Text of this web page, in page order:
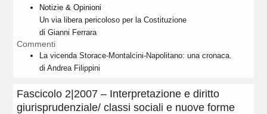
Notizie & Opinioni
Un via libera pericoloso per la Costituzione
di Gianni Ferrara
Commenti
La vicenda Storace-Montalcini-Napolitano: una cronaca.
di Andrea Filippini
Fascicolo 2|2007 – Interpretazione e diritto
giurisprudenziale/ classi sociali e nuove forme